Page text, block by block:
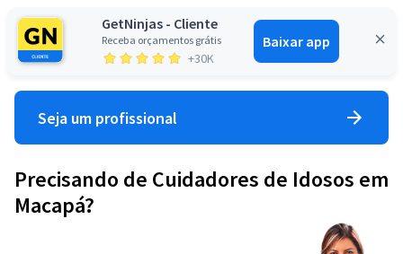
GetNinjas - Cliente
Receba orçamentos grátis
+30K
Baixar app
Entrar
Seja um profissional
Precisando de Cuidadores de Idosos em
Macapá?